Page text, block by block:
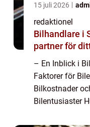
15 juli 2026
redaktionel
Bilhandlare i
partner för
– En Inblick i
Faktorer för
Bilkostnader
Bilentusiaster